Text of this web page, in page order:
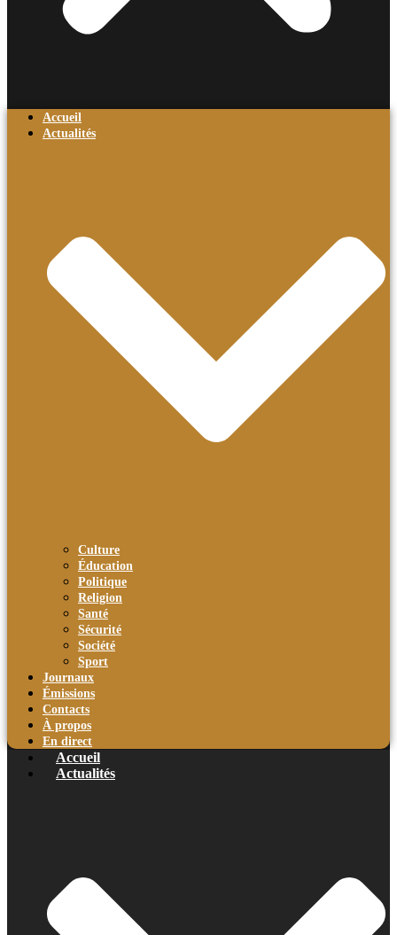
Accueil
Actualités
Culture
Éducation
Politique
Religion
Santé
Sécurité
Société
Sport
Journaux
Émissions
Contacts
À propos
En direct
Accueil
Actualités